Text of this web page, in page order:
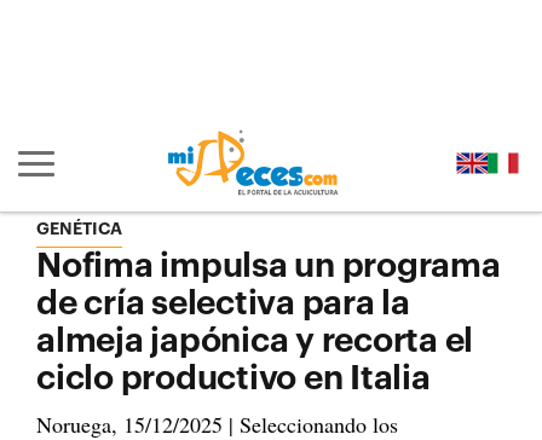
Mostrar/ocultar navegación principal
GENÉTICA
Nofima impulsa un programa
de cría selectiva para la
almeja japónica y recorta el
ciclo productivo en Italia
Noruega, 15/12/2025 | Seleccionando los